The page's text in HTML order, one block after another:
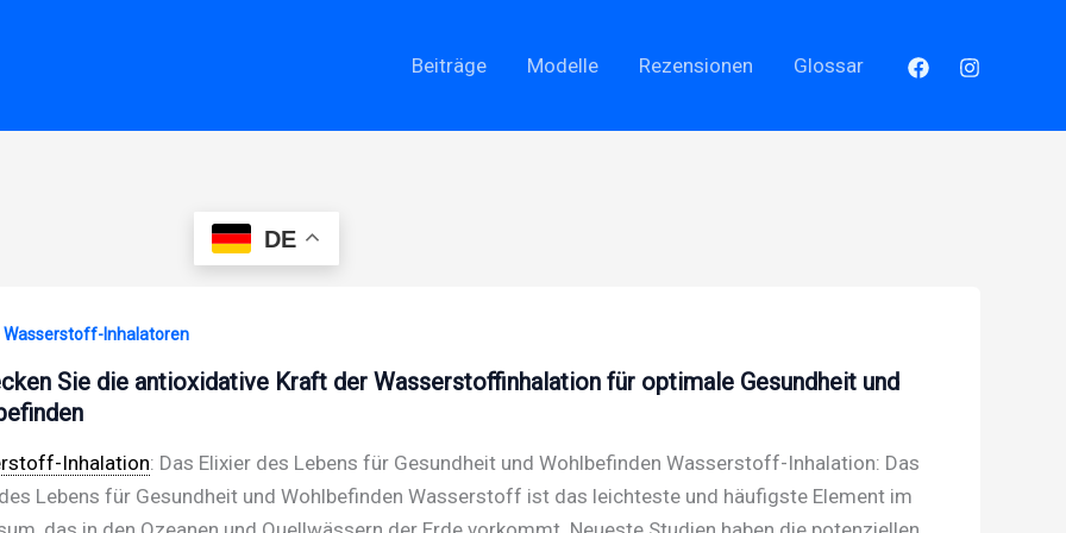
Beiträge Modelle Rezensionen Glossar
DE
Wasserstoff-Inhalatoren
Sie die antioxidative Kraft der Wasserstoffinhalation für optimale Gesundheit und
Inhalation: Das Elixier des Lebens für Gesundheit und Wohlbefinden Wasserstoff-Inhalation: Das
Lebens für Gesundheit und Wohlbefinden Wasserstoff ist das leichteste und häufigste Element im